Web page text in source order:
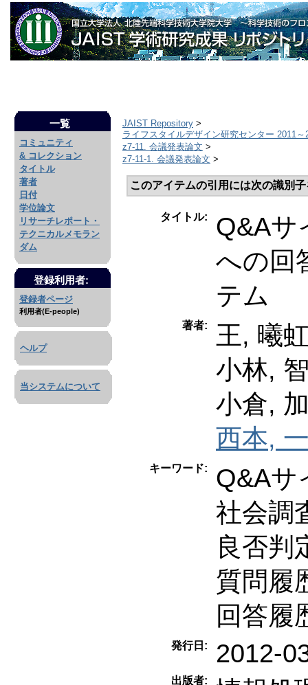
一覧
コミュニティ
& コレクション
タイトル
著者
日付
学位論文
リサーチレポート・
テクニカルメモラン
ダム
登録利用者:
登録者ページ
利用者(E-people)
ヘルプ
当システムについて
JAIST Repository >
ライフスタイルデザイン研究センター 2011～
z7-11. 会議発表論文 >
z7-11-1. 会議発表論文 >
このアイテムの引用には次の識別
タイトル:
Q&Aサ
への回
テム
著者:
王, 曦
小林,
小倉,
西本,
キーワード:
Q&Aサ
社会調
良否判
質問履
回答履
発行日: 2012-
出版者: